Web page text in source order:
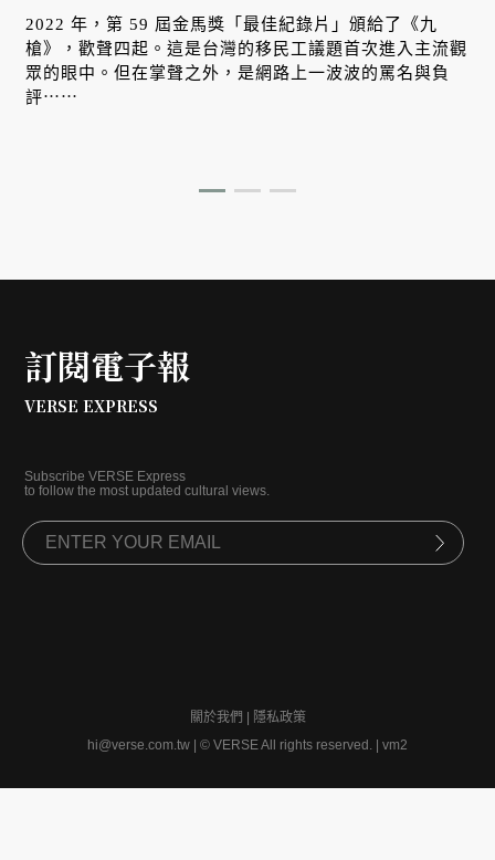
2022 年，第 59 屆金馬獎「最佳紀錄片」頒給了《九
槍》，歡聲四起。這是台灣的移民工議題首次進入主流觀
眾的眼中。但在掌聲之外，是網路上一波波的罵名與負
評⋯⋯
訂閱電子報
VERSE EXPRESS
Subscribe VERSE Express
to follow the most updated cultural views.
關於我們
隱私政策
hi@verse.com.tw
© VERSE All rights reserved. | vm2